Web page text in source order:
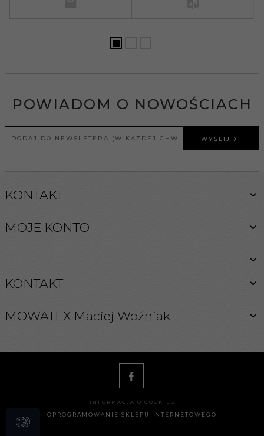
POWIADOM O NOWOŚCIACH
WYŚLIJ
KONTAKT
MOJE KONTO
KONTAKT
MOWATEX Maciej Woźniak
biuro@262.pl
INFORMACJA O COOKIES
OPROGRAMOWANIE SKLEPU INTERNETOWEGO